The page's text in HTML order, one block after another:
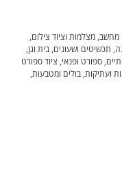
מצלמות וציוד צילום,
תכשיטים ושעונים, בית וגן,
ספורט ופנאי, ציוד ספורט
ועתיקות, בולים ומטבעות,